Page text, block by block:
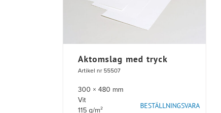
Aktomslag med tryck
Artikel nr 55507
300 × 480 mm
Vit
115 g/m²
BESTÄLLNINGSVARA